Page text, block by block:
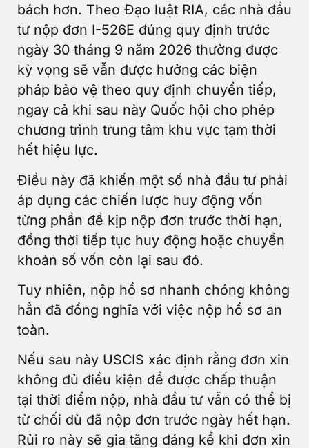
bách hơn. Theo Đạo luật RIA, các nhà đầu
tư nộp đơn I-526E đúng quy định trước
ngày 30 tháng 9 năm 2026 thường được
kỳ vọng sẽ vẫn được hưởng các biện
pháp bảo vệ theo quy định chuyển tiếp,
ngay cả khi sau này Quốc hội cho phép
chương trình trung tâm khu vực tạm thời
hết hiệu lực.
Điều này đã khiến một số nhà đầu tư phải
áp dụng các chiến lược huy động vốn
từng phần để kịp nộp đơn trước thời hạn,
đồng thời tiếp tục huy động hoặc chuyển
khoản số vốn còn lại sau đó.
Tuy nhiên, nộp hồ sơ nhanh chóng không
hẳn đã đồng nghĩa với việc nộp hồ sơ an
toàn.
Nếu sau này USCIS xác định rằng đơn xin
không đủ điều kiện để được chấp thuận
tại thời điểm nộp, nhà đầu tư vẫn có thể bị
từ chối dù đã nộp đơn trước ngày hết hạn.
Rủi ro này sẽ gia tăng đáng kể khi đơn xin